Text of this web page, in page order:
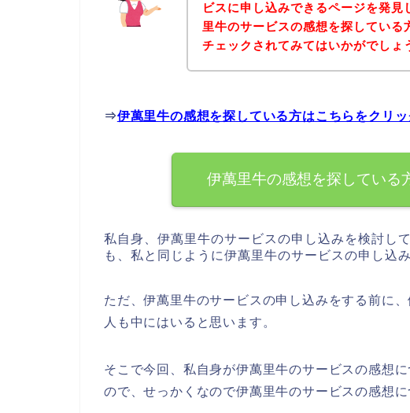
ビスに申し込みできるページを発見
里牛のサービスの感想を探している
チェックされてみてはいかがでしょ
⇒伊萬里牛の感想を探している方はこちらをクリッ
伊萬里牛の感想を探している
私自身、伊萬里牛のサービスの申し込みを検討し
も、私と同じように伊萬里牛のサービスの申し込
ただ、伊萬里牛のサービスの申し込みをする前に
人も中にはいると思います。
そこで今回、私自身が伊萬里牛のサービスの感想
ので、せっかくなので伊萬里牛のサービスの感想